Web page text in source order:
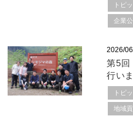
トピ
企業
2026/
第5回
行い
トピ
地域